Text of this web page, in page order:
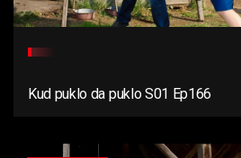
Kud puklo da puklo S01 Ep166